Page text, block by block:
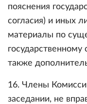
пояснения
согласия) и иных
материалы по
также
16. Члены
заседании, не